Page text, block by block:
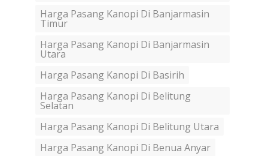
Harga Pasang Kanopi Di Banjarmasin
Timur
Harga Pasang Kanopi Di Banjarmasin
Utara
Harga Pasang Kanopi Di Basirih
Harga Pasang Kanopi Di Belitung
Selatan
Harga Pasang Kanopi Di Belitung Utara
Harga Pasang Kanopi Di Benua Anyar